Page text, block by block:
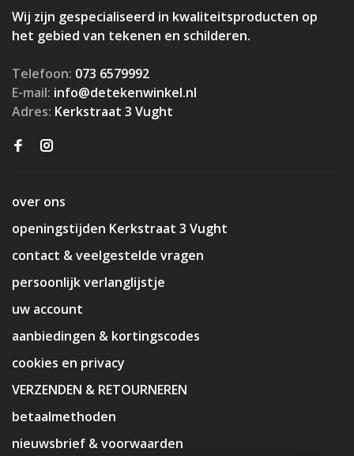
Wij zijn gespecialiseerd in kwaliteitsproducten op
het gebied van tekenen en schilderen.
Telefoon: 073 6579992
E-mail: info@detekenwinkel.nl
Adres: Kerkstraat 3 Vught
over ons
openingstijden Kerkstraat 3 Vught
contact & veelgestelde vragen
persoonlijk verlanglijstje
uw account
aanbiedingen & kortingscodes
cookies en privacy
VERZENDEN & RETOURNEREN
betaalmethoden
nieuwsbrief & voorwaarden